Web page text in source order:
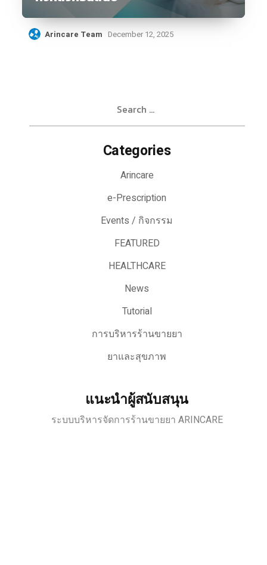
Arincare Team December 12, 2025
Categories
Arincare
e-Prescription
Events / กิจกรรม
FEATURED
HEALTHCARE
News
Tutorial
การบริหารร้านขายยา
ยาและสุขภาพ
แนะนำผู้สนับสนุน
ระบบบริหารจัดการร้านขายยา ARINCARE